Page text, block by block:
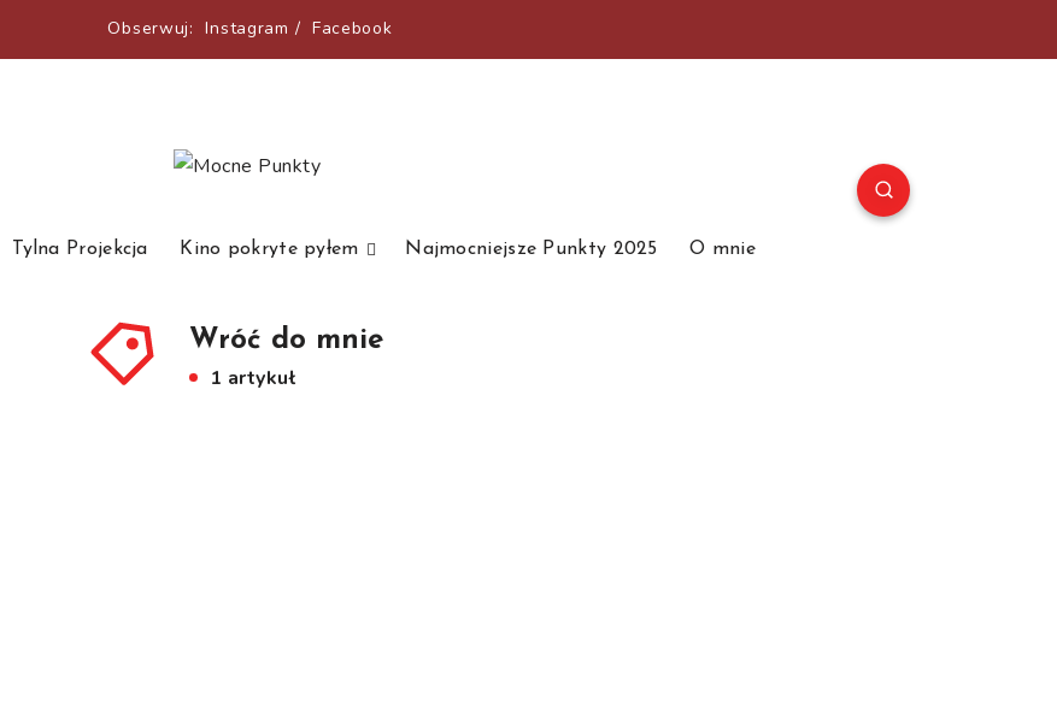
Obserwuj: Instagram / Facebook
Tylna Projekcja Kino pokryte pyłem Najmocniejsze Punkty 2025 O mnie
Wróć do mnie
1 artykuł